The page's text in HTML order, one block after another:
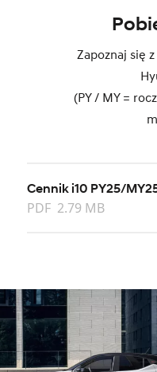
Zapoznaj się
(PY / MY =
Cennik i10 PY25/
PDF 2.79 MB